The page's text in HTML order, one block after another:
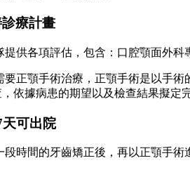
療計畫
供各項評估，包含：口腔顎面外
正顎手術治療，正顎手術是以手
依據病患的期望以及檢查結果擬定
可出院
時間的牙齒矯正後，再以正顎手